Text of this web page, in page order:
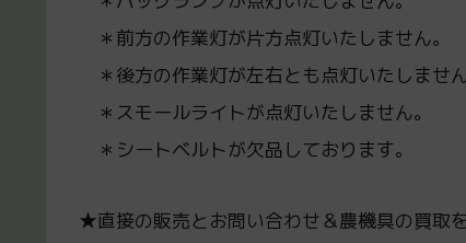
＊前方の作業灯が片方点灯いたしません。
＊後方の作業灯が左右とも点灯いたしません
＊スモールライトが点灯いたしません。
＊シートベルトが欠品しております。
★直接の販売とお問い合わせ＆農機具の買取